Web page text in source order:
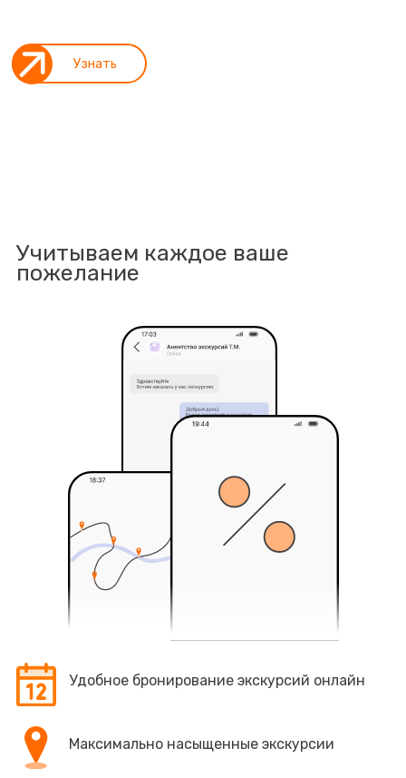
Узнать
Учитываем каждое ваше
пожелание
Удобное бронирование экскурсий онлайн
Максимально насыщенные экскурсии